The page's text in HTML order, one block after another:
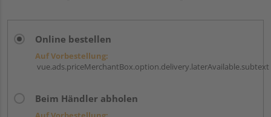
Online bestellen
Auf Vorbestellung:
vue.ads.priceMerchantBox.option.delivery.laterAvailable.subtext
Beim Händler abholen